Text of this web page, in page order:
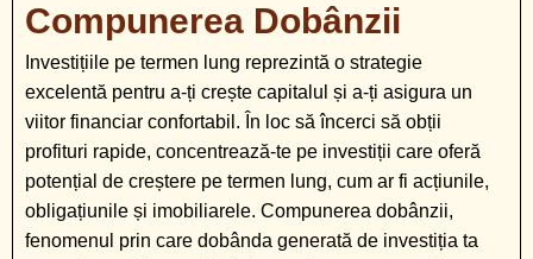
Compunerea Dobânzii
Investițiile pe termen lung reprezintă o strategie
excelentă pentru a-ți crește capitalul și a-ți asigura un
viitor financiar confortabil. În loc să încerci să obții
profituri rapide, concentrează-te pe investiții care oferă
potențial de creștere pe termen lung, cum ar fi acțiunile,
obligațiunile și imobiliarele. Compunerea dobânzii,
fenomenul prin care dobânda generată de investiția ta